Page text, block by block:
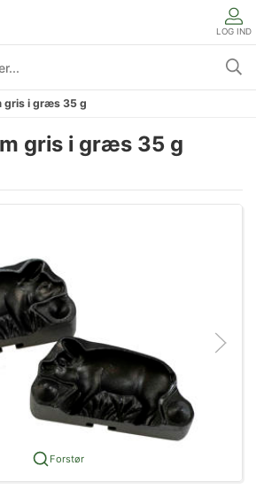
LOG IND
gris i græs 35 g
gris i græs 35 g
Forstør